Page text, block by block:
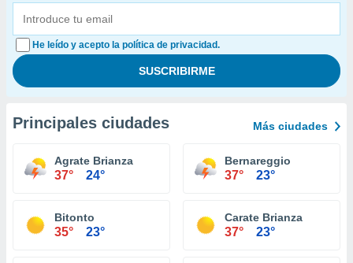
He leído y acepto la política de privacidad.
Principales ciudades Más ciudades
Agrate Brianza
37° 24°
Bernareggio
37° 23°
Bitonto
35° 23°
Carate Brianza
37° 23°